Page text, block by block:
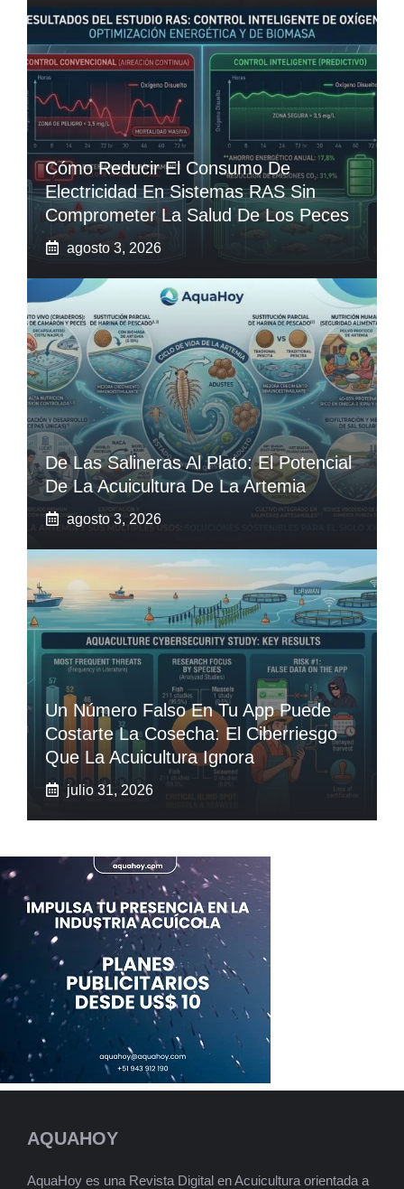
Cómo Reducir El Consumo De
Electricidad En Sistemas RAS Sin
Comprometer La Salud De Los Peces
agosto 3, 2026
De Las Salineras Al Plato: El Potencial
De La Acuicultura De La Artemia
agosto 3, 2026
Un Número Falso En Tu App Puede
Costarte La Cosecha: El Ciberriesgo
Que La Acuicultura Ignora
julio 31, 2026
AQUAHOY
AquaHoy es una Revista Digital en Acuicultura orientada a